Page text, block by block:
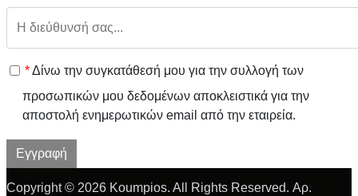
*Δίνω την συγκατάθεσή μου για την συλλογή των
προσωπικών μου δεδομένων αποκλειστικά για την
αποστολή ενημερωτικών email από την εταιρεία.
Εγγραφή
Copyright © 2026 Koumpios. All Rights Reserved. Αρ.